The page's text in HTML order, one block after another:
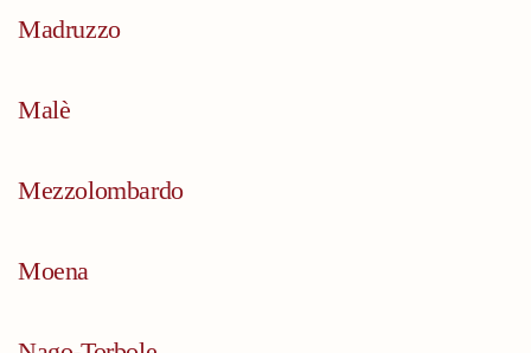
Madruzzo
Malè
Mezzolombardo
Moena